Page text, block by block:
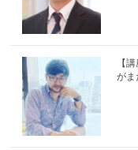
【
がま